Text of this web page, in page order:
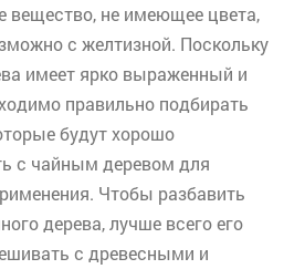
вещество, не имеющее цвета,
с желтизной. Поскольку
имеет ярко выраженный и
правильно подбирать
будут хорошо
с чайным деревом для
Чтобы разбавить
дерева, лучше всего его
с древесными и